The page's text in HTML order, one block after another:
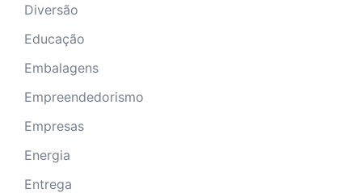
Diversão
Educação
Embalagens
Empreendedorismo
Empresas
Energia
Entrega